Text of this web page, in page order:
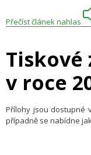
Přečíst článek nahlas
Tiskové
v roce
Přílohy jsou dostupné
případně se nabídne